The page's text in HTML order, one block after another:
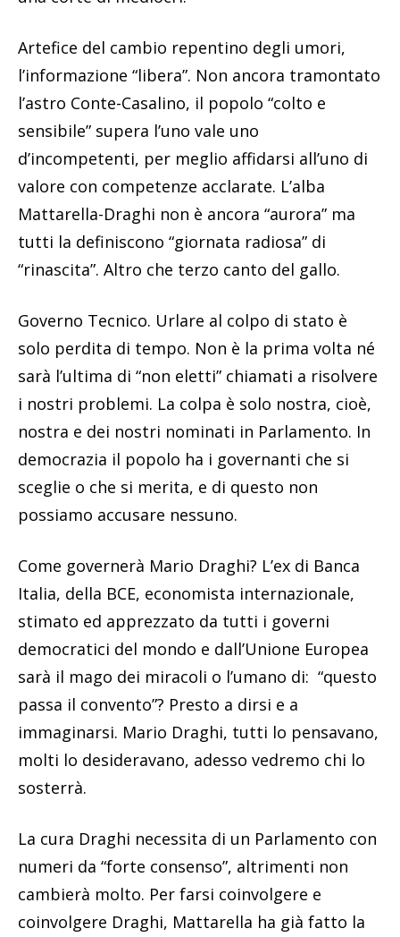
Artefice del cambio repentino degli umori,
l’informazione “libera”. Non ancora tramontato
l’astro Conte-Casalino, il popolo “colto e
sensibile” supera l’uno vale uno
d’incompetenti, per meglio affidarsi all’uno di
valore con competenze acclarate. L’alba
Mattarella-Draghi non è ancora “aurora” ma
tutti la definiscono “giornata radiosa” di
“rinascita”. Altro che terzo canto del gallo.
Governo Tecnico. Urlare al colpo di stato è
solo perdita di tempo. Non è la prima volta né
sarà l’ultima di “non eletti” chiamati a risolvere
i nostri problemi. La colpa è solo nostra, cioè,
nostra e dei nostri nominati in Parlamento. In
democrazia il popolo ha i governanti che si
sceglie o che si merita, e di questo non
possiamo accusare nessuno.
Come governerà Mario Draghi? L’ex di Banca
Italia, della BCE, economista internazionale,
stimato ed apprezzato da tutti i governi
democratici del mondo e dall’Unione Europea
sarà il mago dei miracoli o l’umano di: “questo
passa il convento”? Presto a dirsi e a
immaginarsi. Mario Draghi, tutti lo pensavano,
molti lo desideravano, adesso vedremo chi lo
sosterrà.
La cura Draghi necessita di un Parlamento con
numeri da “forte consenso”, altrimenti non
cambierà molto. Per farsi coinvolgere e
coinvolgere Draghi, Mattarella ha già fatto la